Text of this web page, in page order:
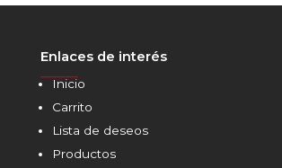
Enlaces de interés
Inicio
Carrito
Lista de deseos
Productos